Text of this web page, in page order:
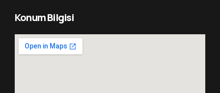
Konum Bilgisi